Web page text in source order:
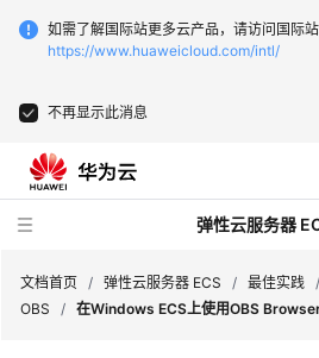
如需了解国际站更多云产品，请访问国际站
https://www.huaweicloud.com/intl/
不再显示此消息
弹性云服务器
文档首页 / 弹性云服务器 ECS / 最佳实践 /
OBS
/ 在Windows ECS上使用OBS